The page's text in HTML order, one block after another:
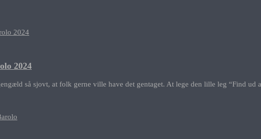
2024
så sjovt, at folk gerne ville have det gentaget. At lege den lille leg “Find